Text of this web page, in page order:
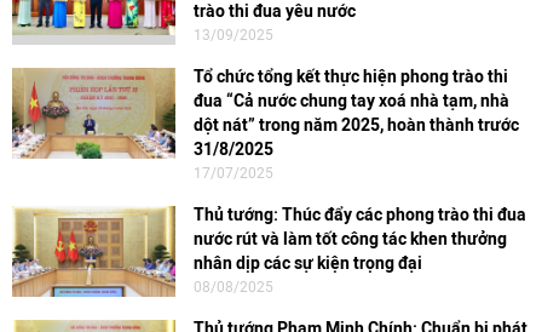
trào thi đua yêu nước
13/09/2025
Tổ chức tổng kết thực hiện phong trào thi
đua “Cả nước chung tay xoá nhà tạm, nhà
dột nát” trong năm 2025, hoàn thành trước
31/8/2025
17/07/2025
Thủ tướng: Thúc đẩy các phong trào thi đua
nước rút và làm tốt công tác khen thưởng
nhân dịp các sự kiện trọng đại
08/08/2025